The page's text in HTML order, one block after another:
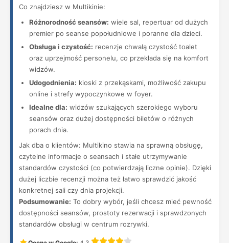
Co znajdziesz w Multikinie:
Różnorodność seansów: wiele sal, repertuar od dużych
premier po seanse popołudniowe i poranne dla dzieci.
Obsługa i czystość: recenzje chwalą czystość toalet
oraz uprzejmość personelu, co przekłada się na komfort
widzów.
Udogodnienia: kioski z przekąskami, możliwość zakupu
online i strefy wypoczynkowe w foyer.
Idealne dla: widzów szukających szerokiego wyboru
seansów oraz dużej dostępności biletów o różnych
porach dnia.
Jak dba o klientów: Multikino stawia na sprawną obsługę,
czytelne informacje o seansach i stałe utrzymywanie
standardów czystości (co potwierdzają liczne opinie). Dzięki
dużej liczbie recenzji można też łatwo sprawdzić jakość
konkretnej sali czy dnia projekcji.
Podsumowanie: To dobry wybór, jeśli chcesz mieć pewność
dostępności seansów, prostoty rezerwacji i sprawdzonych
standardów obsługi w centrum rozrywki.